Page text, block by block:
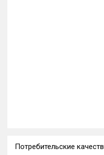
Потребительские